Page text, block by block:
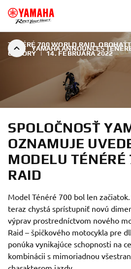
YAMAHA ANNOUNCES
TÉNÉRÉ 700 WORLD RAID.
OBZORY | 14. FEBRUÁRA 2022
SPOLOČNOSŤ
OZNAMUJE
MODELU
RAID
Model Ténéré 700 bol len
teraz chystá sprístupniť novú
výprav prostredníctvom nového
Raid – špičkového motocykla pre
ponúka vynikajúce schopnosti na
kombinácii s mimoriadnou